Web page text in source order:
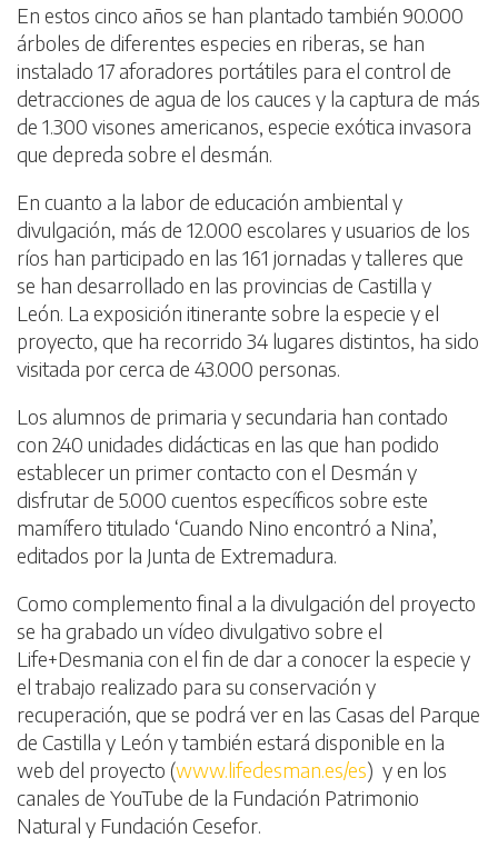
En estos cinco años se han plantado también 90.000
árboles de diferentes especies en riberas, se han
instalado 17 aforadores portátiles para el control de
detracciones de agua de los cauces y la captura de más
de 1.300 visones americanos, especie exótica invasora
que depreda sobre el desmán.
En cuanto a la labor de educación ambiental y
divulgación, más de 12.000 escolares y usuarios de los
ríos han participado en las 161 jornadas y talleres que
se han desarrollado en las provincias de Castilla y
León. La exposición itinerante sobre la especie y el
proyecto, que ha recorrido 34 lugares distintos, ha sido
visitada por cerca de 43.000 personas.
Los alumnos de primaria y secundaria han contado
con 240 unidades didácticas en las que han podido
establecer un primer contacto con el Desmán y
disfrutar de 5.000 cuentos específicos sobre este
mamífero titulado ‘Cuando Nino encontró a Nina’,
editados por la Junta de Extremadura.
Como complemento final a la divulgación del proyecto
se ha grabado un vídeo divulgativo sobre el
Life+Desmania con el fin de dar a conocer la especie y
el trabajo realizado para su conservación y
recuperación, que se podrá ver en las Casas del Parque
de Castilla y León y también estará disponible en la
web del proyecto (www.lifedesman.es/es) y en los
canales de YouTube de la Fundación Patrimonio
Natural y Fundación Cesefor.